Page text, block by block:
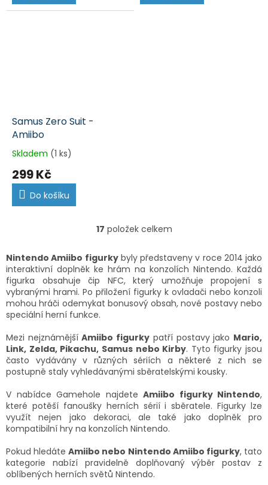
Samus Zero Suit -
Amiibo
Skladem (1 ks)
299 Kč
Do košíku
O
l
á
d
a
c
r
v
k
y
ý
p
s
17 položek celkem
Nintendo Amiibo figurkybyly představeny v roce 2014 jako
interaktivní doplněk ke hrám na konzolích Nintendo. Každá
figurka obsahuje čip NFC, který umožňuje propojení s
vybranými hrami. Po přiložení figurky k ovladači nebo konzoli
mohou hráči odemykat bonusový obsah, nové postavy nebo
speciální herní funkce.
Mezi nejznámějšíAmiibo figurky patří postavy jako Mario,
Link, Zelda, Pikachu, Samus nebo Kirby. Tyto figurky jsou
často vydávány v různých sériích a některé z nich se
postupně staly vyhledávanými sběratelskými kousky.
V nabídce Gamehole najdete Amiibo figurky Nintendo,
které potěší fanoušky herních sérií i sběratele. Figurky lze
využít nejen jako dekoraci, ale také jako doplněk pro
kompatibilní hry na konzolích Nintendo.
Pokud hledáteAmiibo nebo Nintendo Amiibo figurky, tato
kategorie nabízí pravidelně doplňovaný výběr postav z
oblíbených herních světů Nintendo.